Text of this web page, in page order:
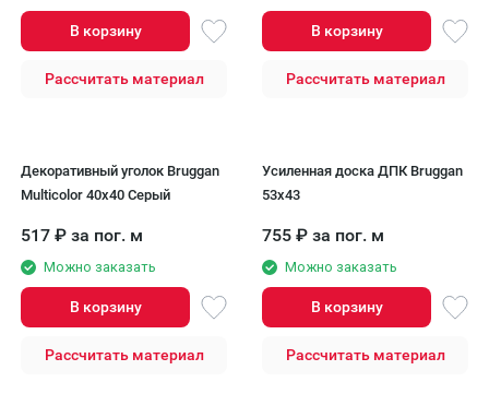
В корзину
Рассчитать материал
В корзину
Рассчитать материал
Декоративный уголок Bruggan
Multicolor 40x40 Серый
517 ₽ за пог. м
Можно заказать
В корзину
Рассчитать материал
Усиленная доска ДПК Bruggan
53х43
755 ₽ за пог. м
Можно заказать
В корзину
Рассчитать материал